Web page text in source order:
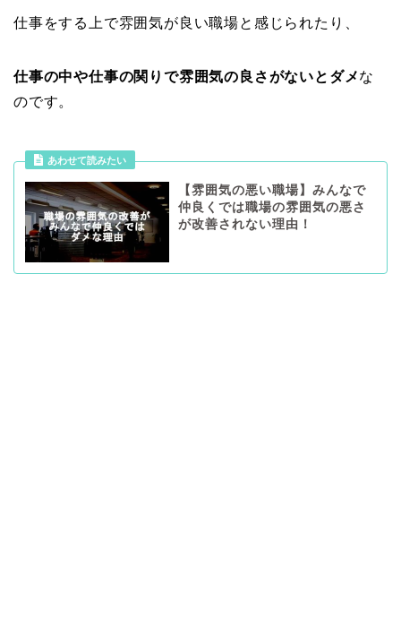
仕事をする上で雰囲気が良い職場と感じられたり、
仕事の中や仕事の関りで雰囲気の良さがないとダメな
のです。
あわせて読みたい
【雰囲気の悪い職場】みんなで
仲良くでは職場の雰囲気の悪さ
が改善されない理由！